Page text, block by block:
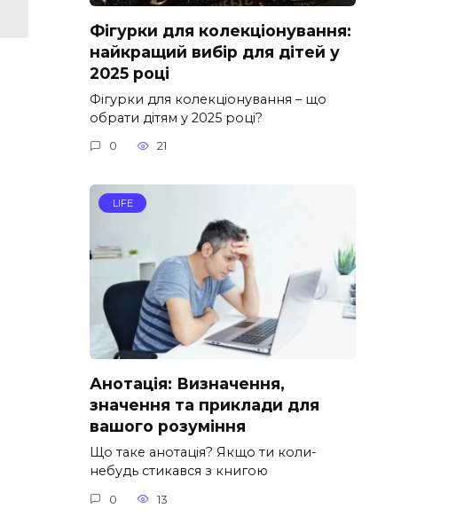
Фігурки для колекціонування:
найкращий вибір для дітей у
2025 році
Фігурки для колекціонування – що
обрати дітям у 2025 році?
0 21
LIFE
Анотація: Визначення,
значення та приклади для
вашого розуміння
Що таке анотація? Якщо ти коли-
небудь стикався з книгою
0 13